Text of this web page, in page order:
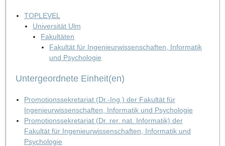
TOPLEVEL
Universität Ulm
Fakultäten
Fakultät für Ingenieurwissenschaften, Informatik
und Psychologie
Untergeordnete Einheit(en)
Promotionssekretariat (Dr.-Ing.) der Fakultät für
Ingenieurwissenschaften, Informatik und Psychologie
Promotionssekretariat (Dr. rer. nat. Informatik) der
Fakultät für Ingenieurwissenschaften, Informatik und
Psychologie